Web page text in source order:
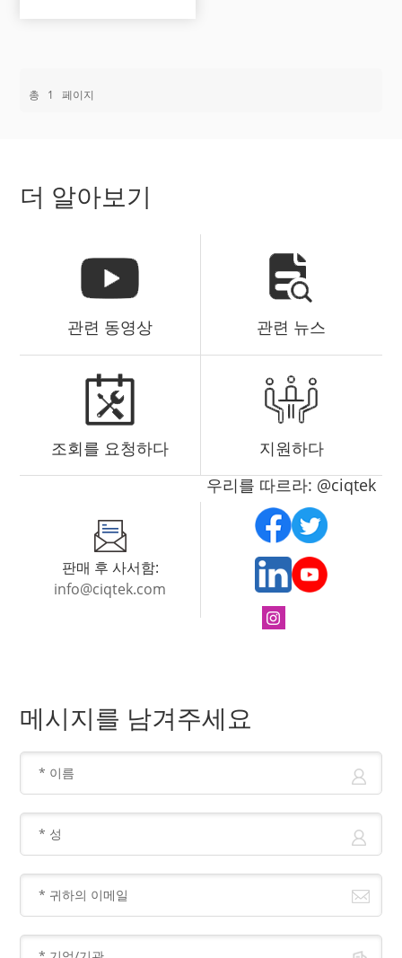
총 1 페이지
더 알아보기
관련 동영상 관련 뉴스
조회를 요청하다 지원하다
판매 후 사서함:
info@ciqtek.com
우리를 따르라: @ciqtek
메시지를 남겨주세요